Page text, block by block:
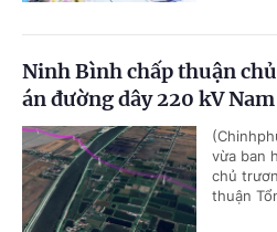
Ninh Bình chấp thuận
án đường dây 220 kV
vừa ban
chủ
thuận